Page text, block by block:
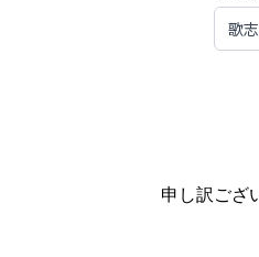
歌
申し訳ござ